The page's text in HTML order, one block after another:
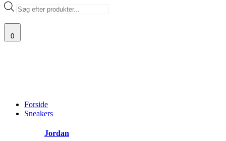
Products
search
0
Forside
Sneakers
Jordan